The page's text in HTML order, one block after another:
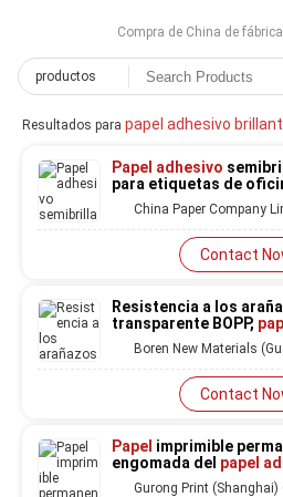
Compra de China de
productos
Resultados para papel adhesivo
Papel adhesivo
para etiquetas de
China Paper Company
Contact
Resistencia a los
transparente BOPP,
espesor de
papel 36 u
Boren New Materials
Contact
Papel imprimible
engomada del papel
inalterable CMYK
Gurong Print (Shanghai)